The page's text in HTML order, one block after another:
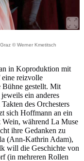
© Werner Kmetitsch
in Koproduktion mit
eine reizvolle
Bühne gestellt. Mit
ein anderes
des Orchesters
sich Hoffmann an ein
während La Muse
ihre Gedanken zu
(Ann-Kathrin Adam),
will die Geschichte von
(in mehreren Rollen